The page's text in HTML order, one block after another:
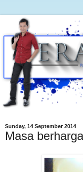
Sunday, 14 September 2014
Masa